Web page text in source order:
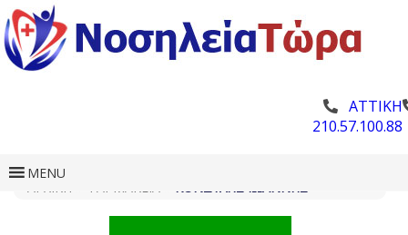
ΑΤΤΙΚΗ
210.57.100.88
MENU